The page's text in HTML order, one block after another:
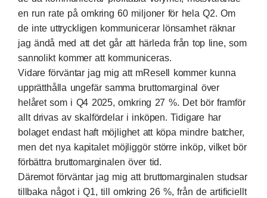
en run rate på omkring 60 miljoner för hela Q2. Om
de inte uttryckligen kommunicerar lönsamhet räknar
jag ändå med att det går att härleda från top line, som
sannolikt kommer att kommuniceras.
Vidare förväntar jag mig att mResell kommer kunna
upprätthålla ungefär samma bruttomarginal över
helåret som i Q4 2025, omkring 27 %. Det bör framför
allt drivas av skalfördelar i inköpen. Tidigare har
bolaget endast haft möjlighet att köpa mindre batcher,
men det nya kapitalet möjliggör större inköp, vilket bör
förbättra bruttomarginalen över tid.
Däremot förväntar jag mig att bruttomarginalen studsar
tillbaka något i Q1, till omkring 26 %, från de artificiellt